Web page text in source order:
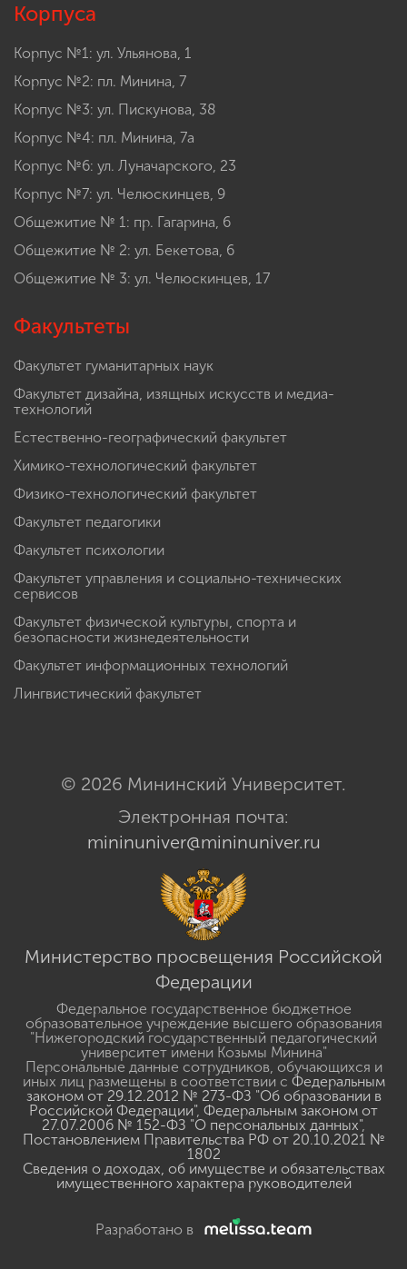
Корпуса
Корпус №1: ул. Ульянова, 1
Корпус №2: пл. Минина, 7
Корпус №3: ул. Пискунова, 38
Корпус №4: пл. Минина, 7а
Корпус №6: ул. Луначарского, 23
Корпус №7: ул. Челюскинцев, 9
Общежитие № 1: пр. Гагарина, 6
Общежитие № 2: ул. Бекетова, 6
Общежитие № 3: ул. Челюскинцев, 17
Факультеты
Факультет гуманитарных наук
Факультет дизайна, изящных искусств и медиа-
технологий
Естественно-географический факультет
Химико-технологический факультет
Физико-технологический факультет
Факультет педагогики
Факультет психологии
Факультет управления и социально-технических
сервисов
Факультет физической культуры, спорта и
безопасности жизнедеятельности
Факультет информационных технологий
Лингвистический факультет
© 2026 Мининский Университет.
Электронная почта:
mininuniver@mininuniver.ru
Министерство просвещения Российской
Федерации
Федеральное государственное бюджетное
образовательное учреждение высшего образования
"Нижегородский государственный педагогический
университет имени Козьмы Минина"
Персональные данные сотрудников, обучающихся и
иных лиц размещены в соответствии с Федеральным
законом от 29.12.2012 № 273-ФЗ "Об образовании в
Российской Федерации", Федеральным законом от
27.07.2006 № 152-ФЗ "О персональных данных",
Постановлением Правительства РФ от 20.10.2021 №
1802
Сведения о доходах, об имуществе и обязательствах
имущественного характера руководителей
Разработано в